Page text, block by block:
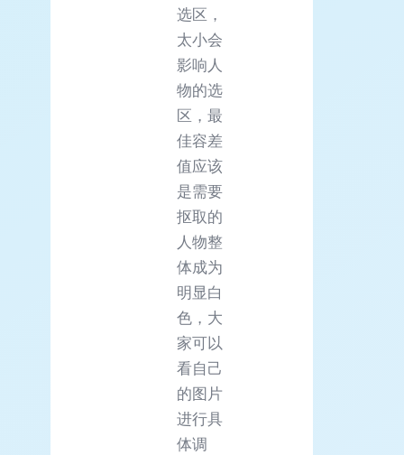
选区，
太小会
影响人
物的选
区，最
佳容差
值应该
是需要
抠取的
人物整
体成为
明显白
色，大
家可以
看自己
的图片
进行具
体调